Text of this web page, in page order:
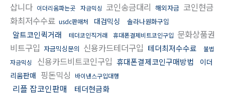
삽니다 이더리움파는곳 자금믹싱 코인송금대리 해외자금 코인현금
화최저수수료 usdc판매처 대검믹싱 솔라나원화구입
알트코인퀵거래 테더코인직거래 휴대폰결제비트코인구입 문화상품권
비트구입 자금믹싱문의 신용카드테더구입 테더최저수수료
불법
자금믹싱
신용카드비트코인구입 휴대폰결제코인구매방법
이더
리움판매 핑돈믹싱 바이낸스구입대행
리플 잡코인판매
테더현금화